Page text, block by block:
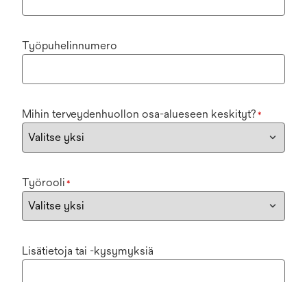
Työpuhelinnumero
Mihin terveydenhuollon osa-alueseen keskityt? *
Työrooli *
Lisätietoja tai -kysymyksiä